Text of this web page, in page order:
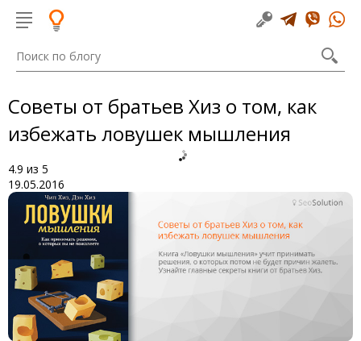
Советы от братьев Хиз о том, как
избежать ловушек мышления
4.9 из 5
19.05.2016